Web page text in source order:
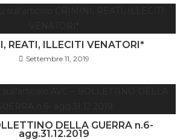
REATI, ILLECITI VENATORI*
Settembre 11, 2019
DELLA GUERRA n.6-
agg.31.12.2019